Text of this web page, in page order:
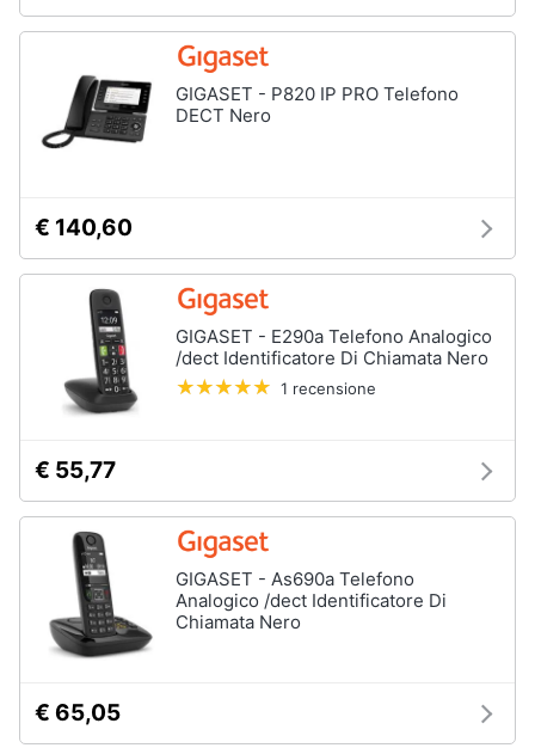
Servizi
Assistenza
clienti
GIGASET - P820 IP PRO Telefono
DECT Nero
€ 140,60
GIGASET - E290a Telefono Analogico
/dect Identificatore Di Chiamata Nero
1 recensione
€ 55,77
GIGASET - As690a Telefono
Analogico /dect Identificatore Di
Chiamata Nero
€ 65,05